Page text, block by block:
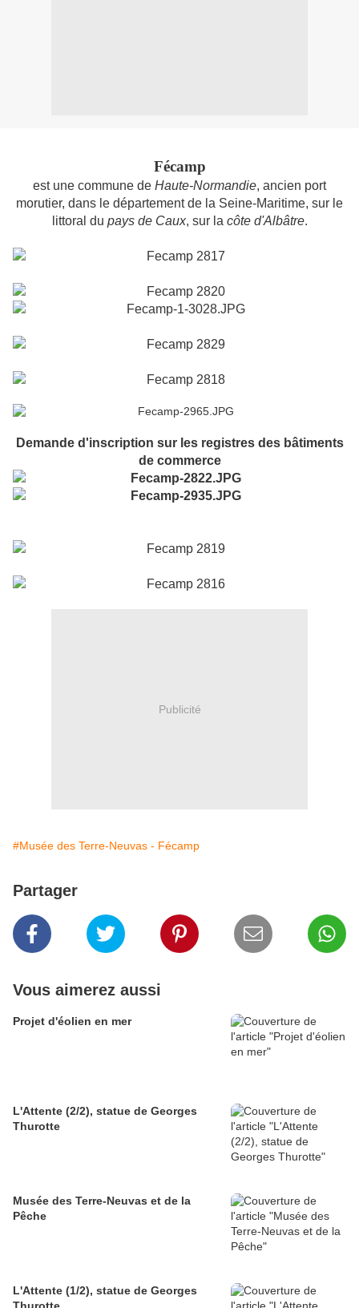
Fécamp
est une commune de Haute-Normandie, ancien port
morutier, dans le département de la Seine-Maritime, sur le
littoral du pays de Caux, sur la côte d'Albâtre.
Demande d'inscription sur les registres des bâtiments
de commerce
Publicité
#Musée des Terre-Neuvas - Fécamp
Partager
Vous aimerez aussi
Projet d'éolien en mer
L'Attente (2/2), statue de Georges
Thurotte
Musée des Terre-Neuvas et de la
Pêche
L'Attente (1/2), statue de Georges